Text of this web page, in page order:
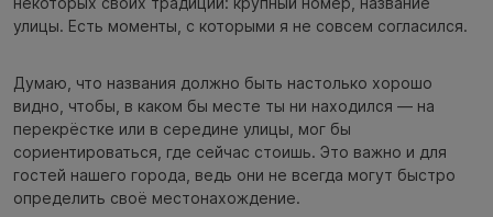
улицы. Есть моменты, с которыми я не совсем согласился.
Думаю, что названия должно быть настолько хорошо
видно, чтобы, в каком бы месте ты ни находился — на
перекрёстке или в середине улицы, мог бы
сориентироваться, где сейчас стоишь. Это важно и для
гостей нашего города, ведь они не всегда могут быстро
определить своё местонахождение.